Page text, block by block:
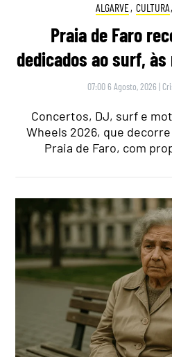
ALGARVE, CULTURA,
Praia de Faro
dedicados ao surf,
07:00 6 Agosto, 2026 |
Concertos, DJ, surf e
Wheels 2026, que
Praia de Faro, com